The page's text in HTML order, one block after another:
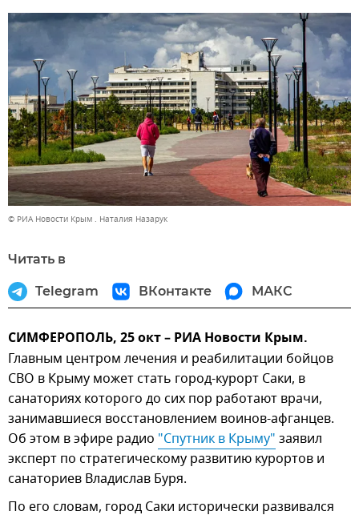
© РИА Новости Крым . Наталия Назарук
Читать в
Telegram ВКонтакте МАКС
СИМФЕРОПОЛЬ, 25 окт – РИА Новости Крым.
Главным центром лечения и реабилитации бойцов
СВО в Крыму может стать город-курорт Саки, в
санаториях которого до сих пор работают врачи,
занимавшиеся восстановлением воинов-афганцев.
Об этом в эфире радио "Спутник в Крыму" заявил
эксперт по стратегическому развитию курортов и
санаториев Владислав Буря.
По его словам, город Саки исторически развивался